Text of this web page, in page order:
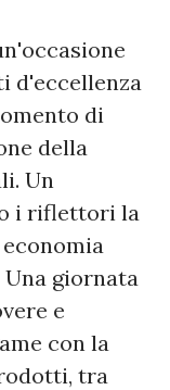
d'eccellenza
di
della
Un
i riflettori la
giornata
e
con la
tra